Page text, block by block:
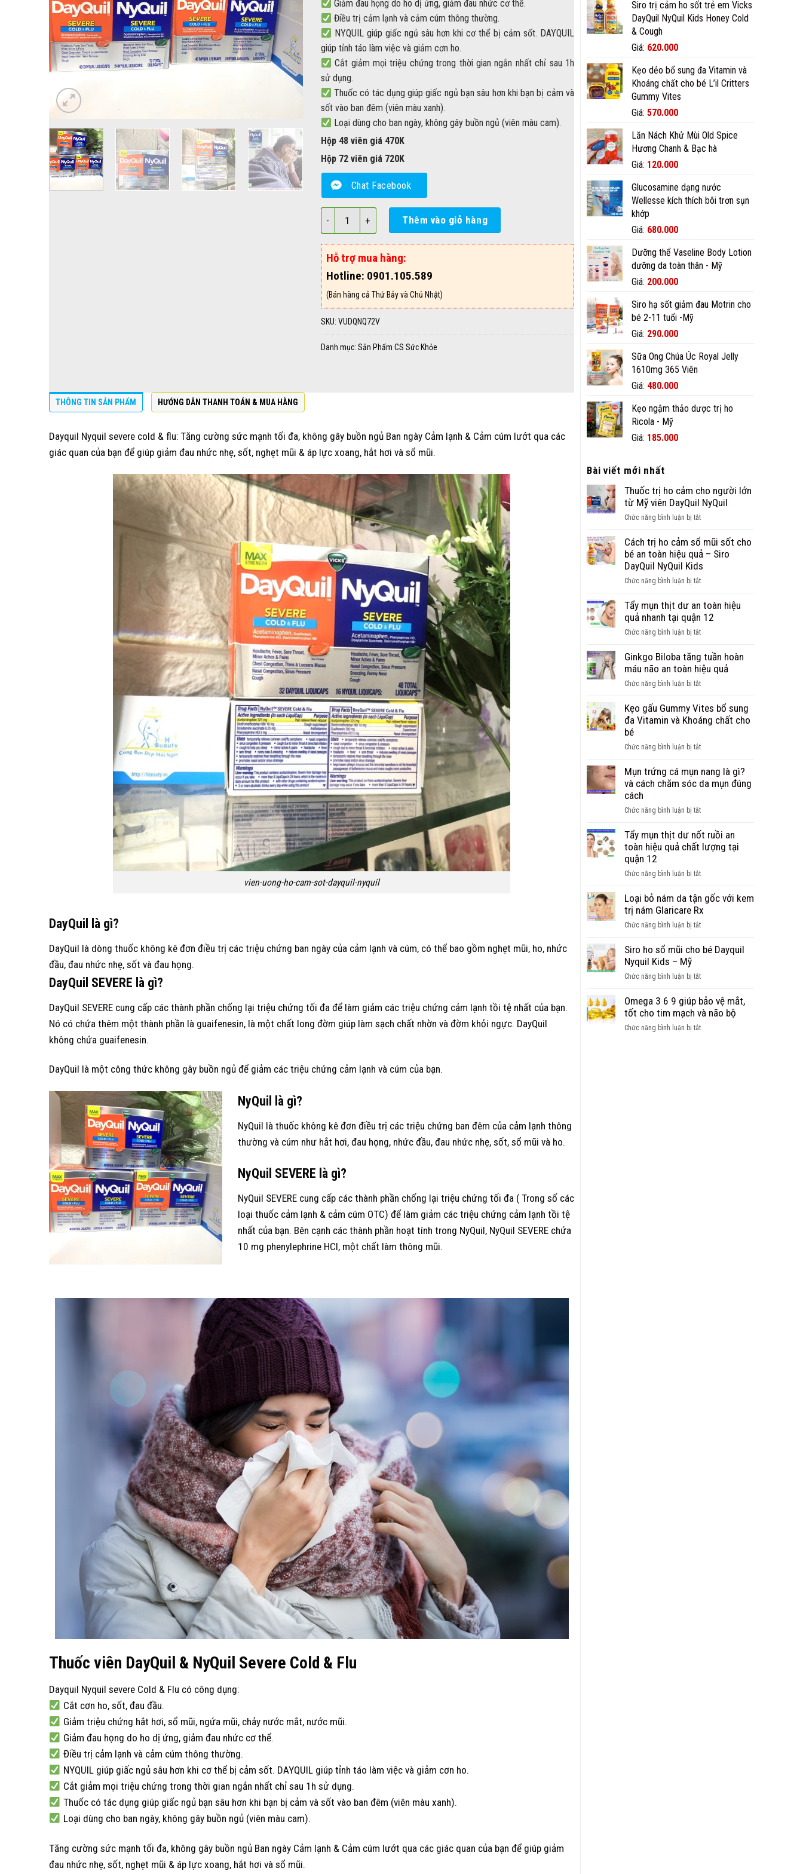
là:
670.000₫.
tại
là:
Siro trị cảm ho sốt trẻ em Vicks
DayQuil NyQuil Kids Honey Cold
& Cough
Giá: Giá
là:
700.000₫.
620.000Giá
tại
là:
620.000₫.
Kẹo dẻo bổ sung đa Vitamin và
Khoáng chất cho bé L’il Critters
Gummy Vites
Giá: Giá
là:
600.000₫.
570.000Giá
tại
là:
570.000₫.
Lăn Nách Khử Mùi Old Spice
Hương Chanh & Bạc hà
Giá: Giá
là:
150.000₫.
120.000Giá
tại
là:
Glucosamine dạng nước
Wellesse kích thích bôi trơn sụn
khớp
Giá: Giá
là:
780.000₫.
680.000Giá
tại
là:
680.000₫.
Dưỡng thể Vaseline Body Lotion
dưỡng da toàn thân - Mỹ
Giá: Giá
là:
250.000₫.
200.000Giá
tại
là:
200.000₫.
Siro hạ sốt giảm đau Motrin cho
bé 2-11 tuổi -Mỹ
Giá: Giá
là:
360.000₫.
290.000Giá
tại
là:
290.000₫.
Sữa Ong Chúa Úc Royal Jelly
1610mg 365 Viên
Giá: Giá
là:
608.000₫.
480.000Giá
tại
480.000₫.
Kẹo ngậm thảo dược trị ho
Ricola - Mỹ
Giá: Giá
190.000₫.
185.000Giá
185.000₫.
Bài viết mới nhất
Thuốc trị ho cảm cho người lớn
từ Mỹ viên DayQuil NyQuil
Chức năng bình luận bị tắtở
trị
ho
cảm
người
từ
Mỹ
viên
NyQuil
Cách trị ho cảm sổ mũi sốt cho
bé an toàn hiệu quả – Siro
DayQuil NyQuil Kids
Chức năng bình luận bị tắtở
trị
ho
sổ
sốt
cho
bé
toàn
hiệu
quả
Siro
NyQuil
Kids
Tẩy mụn thịt dư an toàn hiệu
quả nhanh tại quận 12
Chức năng bình luận bị tắtở
mụn
thịt
an
hiệu
quả
tại
12
Ginkgo Biloba tăng tuần hoàn
máu não an toàn hiệu quả
Chức năng bình luận bị tắtở
Biloba
tăng
máu
an
toàn
quả
Kẹo gấu Gummy Vites bổ sung
đa Vitamin và Khoáng chất cho
bé
Chức năng bình luận bị tắtở
gấu
Gummy
sung
Vitamin
và
chất
Mụn trứng cá mụn nang là gì?
và cách chăm sóc da mụn đúng
cách
Chức năng bình luận bị tắtở
trứng
cá
là
và
cách
chăm
da
cách
Tẩy mụn thịt dư nốt ruồi an
toàn hiệu quả chất lượng tại
quận 12
Chức năng bình luận bị tắtở
mụn
thịt
nốt
an
hiệu
chất
lượng
quận
Loại bỏ nám da tận gốc với kem
trị nám Glaricare Rx
Chức năng bình luận bị tắtở
bỏ
tận
với
kem
trị
Siro ho sổ mũi cho bé Dayquil
Nyquil Kids – Mỹ
Chức năng bình luận bị tắtở
ho
sổ
cho
Omega 3 6 9 giúp bảo vệ mắt,
tốt cho tim mạch và não bộ
Chức năng bình luận bị tắtở
Giảm đau họng do ho dị ứng, giảm đau nhức cơ thể.
Điều trị cảm lạnh và cảm cúm thông thường.
NYQUIL giúp giấc ngủ sâu hơn khi cơ thể bị cảm sốt. DAYQUIL
giúp tỉnh táo làm việc và giảm cơn ho.
Cắt giảm mọi triệu chứng trong thời gian ngắn nhất chỉ sau 1h
sử dụng.
Thuốc có tác dụng giúp giấc ngủ bạn sâu hơn khi bạn bị cảm và
sốt vào ban đêm (viên màu xanh).
Loại dùng cho ban ngày, không gây buồn ngủ (viên màu cam).
Hộp 48 viên giá 470K
Hộp 72 viên giá 720K
Chat Facebook
Viên uống trị cảm, ho DayQuil & NyQuil Severe số lượng
Thêm vào giỏ hàng
Hỗ trợ mua hàng:
Hotline: 0901.105.589
(Bán hàng cả Thứ Bảy và Chủ Nhật)
SKU: VUDQNQ72V
Danh mục: Sản Phẩm CS Sức Khỏe
THÔNG TIN SẢN PHẨM HƯỚNG DẪN THANH TOÁN & MUA HÀNG
Dayquil Nyquil severe cold & flu: Tăng cường sức mạnh tối đa, không gây buồn ngủ Ban ngày Cảm lạnh & Cảm cúm lướt qua các
giác quan của bạn để giúp giảm đau nhức nhẹ, sốt, nghẹt mũi & áp lực xoang, hắt hơi và sổ mũi.
vien-uong-ho-cam-sot-dayquil-nyquil
DayQuil là gì?
DayQuil là dòng thuốc không kê đơn điều trị các triệu chứng ban ngày của cảm lạnh và cúm, có thể bao gồm nghẹt mũi, ho, nhức
đầu, đau nhức nhẹ, sốt và đau họng.
DayQuil SEVERE là gì?
DayQuil SEVERE cung cấp các thành phần chống lại triệu chứng tối đa để làm giảm các triệu chứng cảm lạnh tồi tệ nhất của bạn.
Nó có chứa thêm một thành phần là guaifenesin, là một chất long đờm giúp làm sạch chất nhờn và đờm khỏi ngực. DayQuil
không chứa guaifenesin.
DayQuil là một công thức không gây buồn ngủ để giảm các triệu chứng cảm lạnh và cúm của bạn.
NyQuil là gì?
NyQuil là thuốc không kê đơn điều trị các triệu chứng ban đêm của cảm lạnh thông
thường và cúm như hắt hơi, đau họng, nhức đầu, đau nhức nhẹ, sốt, sổ mũi và ho.
NyQuil SEVERE là gì?
NyQuil SEVERE cung cấp các thành phần chống lại triệu chứng tối đa ( Trong số các
loại thuốc cảm lạnh & cảm cúm OTC) để làm giảm các triệu chứng cảm lạnh tồi tệ
nhất của bạn. Bên cạnh các thành phần hoạt tính trong NyQuil, NyQuil SEVERE chứa
10 mg phenylephrine HCl, một chất làm thông mũi.
Thuốc viên DayQuil & NyQuil Severe Cold & Flu
Dayquil Nyquil severe Cold & Flu có công dụng:
Cắt cơn ho, sốt, đau đầu.
Giảm triệu chứng hắt hơi, sổ mũi, ngứa mũi, chảy nước mắt, nước mũi.
Giảm đau họng do ho dị ứng, giảm đau nhức cơ thể.
Điều trị cảm lạnh và cảm cúm thông thường.
NYQUIL giúp giấc ngủ sâu hơn khi cơ thể bị cảm sốt. DAYQUIL giúp tỉnh táo làm việc và giảm cơn ho.
Cắt giảm mọi triệu chứng trong thời gian ngắn nhất chỉ sau 1h sử dụng.
Thuốc có tác dụng giúp giấc ngủ bạn sâu hơn khi bạn bị cảm và sốt vào ban đêm (viên màu xanh).
Loại dùng cho ban ngày, không gây buồn ngủ (viên màu cam).
Tăng cường sức mạnh tối đa, không gây buồn ngủ Ban ngày Cảm lạnh & Cảm cúm lướt qua các giác quan của bạn để giúp giảm
đau nhức nhẹ, sốt, nghẹt mũi & áp lực xoang, hắt hơi và sổ mũi.